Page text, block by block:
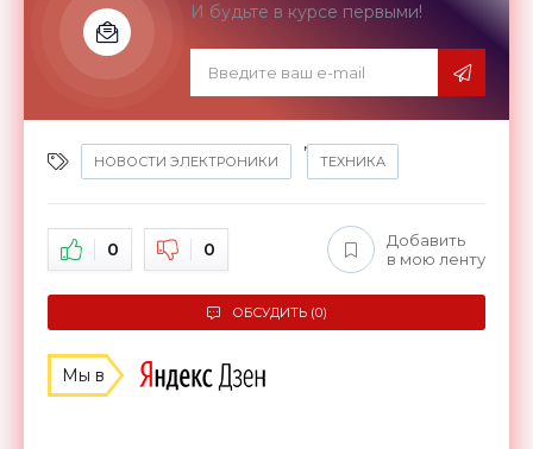
И будьте в курсе первыми!
НОВОСТИ ЭЛЕКТРОНИКИ
,
ТЕХНИКА
0 0
Добавить
в мою ленту
ОБСУДИТЬ (0)
Мы в